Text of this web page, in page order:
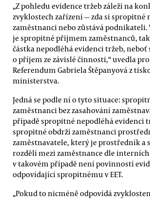
„Z pohledu evidence tržeb záleží na
zvyklostech zařízení — zda si spropitné
zaměstnanci nebo zůstává podnikateli.
je spropitné příjmem zaměstnanců,
částka nepodléhá evidenci tržeb, neboť
o příjem ze závislé činnosti,“ uvedla
Referendum Gabriela Štěpanyová z
ministerstva.
Jedná se podle ní o tyto situace:
zaměstnanci bez zasahování
případě spropitné nepodléhá evidenci
spropitné obdrží zaměstnanci
zaměstnavatele, který je prostředník a
rozdělí mezi zaměstnance dle
v takovém případě není povinností
odpovídající spropitnému v EET.
„Pokud to nicméně odpovídá